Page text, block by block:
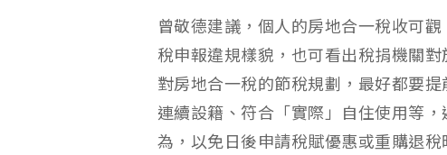
曾敬德建議，個人的房地合一稅收可
稅申報違規樣貌，也可看出稅捐機關
對房地合一稅的節稅規劃，最好都要
連續設籍、符合「實際」自住使用等
為，以免日後申請稅賦優惠或重購退稅